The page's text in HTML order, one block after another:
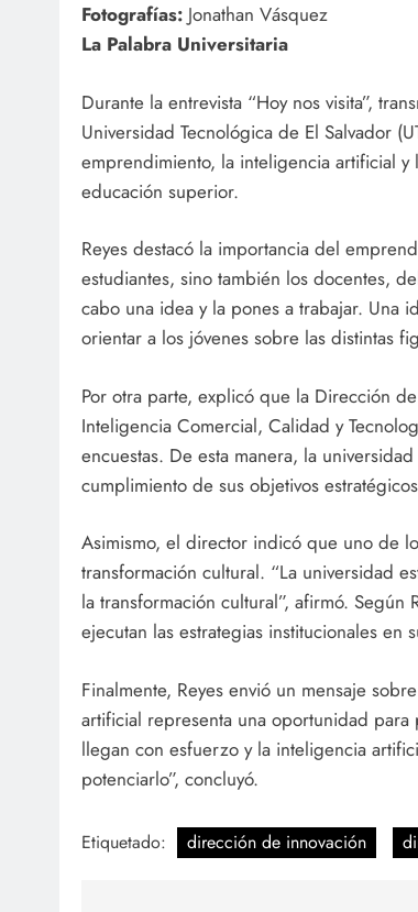
Fotografías: Jonathan Vásquez
La Palabra Universitaria
Durante la entrevista “Hoy nos visita”,
Universidad Tecnológica de El Salvador
emprendimiento, la inteligencia artificial
educación superior.
Reyes destacó la importancia del
estudiantes, sino también los docentes,
cabo una idea y la pones a trabajar. Una
orientar a los jóvenes sobre las distintas
Por otra parte, explicó que la Dirección
Inteligencia Comercial, Calidad y
encuestas. De esta manera, la
cumplimiento de sus objetivos
Asimismo, el director indicó que uno de
transformación cultural. “La universidad
la transformación cultural”, afirmó.
ejecutan las estrategias institucionales en
Finalmente, Reyes envió un mensaje
artificial representa una oportunidad para
llegan con esfuerzo y la inteligencia
potenciarlo”, concluyó.
Etiquetado: dirección de innovación